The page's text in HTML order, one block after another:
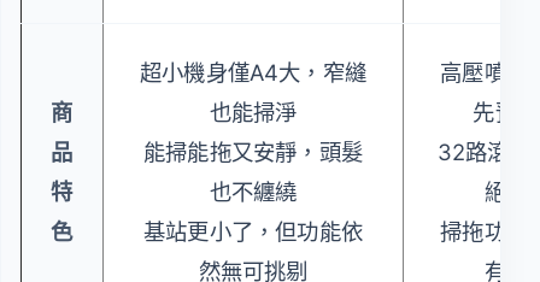
商
品
特
色
超小機身僅A4大，窄縫
也能掃淨
能掃能拖又安靜，頭髮
也不纏繞
基站更小了，但功能依
然無可挑剔
高壓噴射
先預
32路滾筒
絕以
掃拖功能
有續